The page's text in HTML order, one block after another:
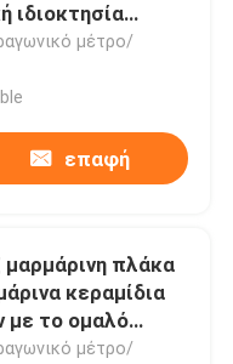
ιδιοκτησία
μέτρο/
επαφή
πλάκα
κεραμίδια
το ομαλό
μέτρο/